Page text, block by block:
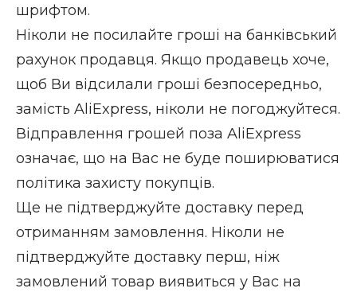
шрифтом.
Ніколи не посилайте гроші на банківський
рахунок продавця. Якщо продавець хоче,
щоб Ви відсилали гроші безпосередньо,
замість AliExpress, ніколи не погоджуйтеся.
Відправлення грошей поза AliExpress
означає, що на Вас не буде поширюватися
політика захисту покупців.
Ще не підтверджуйте доставку перед
отриманням замовлення. Ніколи не
підтверджуйте доставку перш, ніж
замовлений товар виявиться у Вас на